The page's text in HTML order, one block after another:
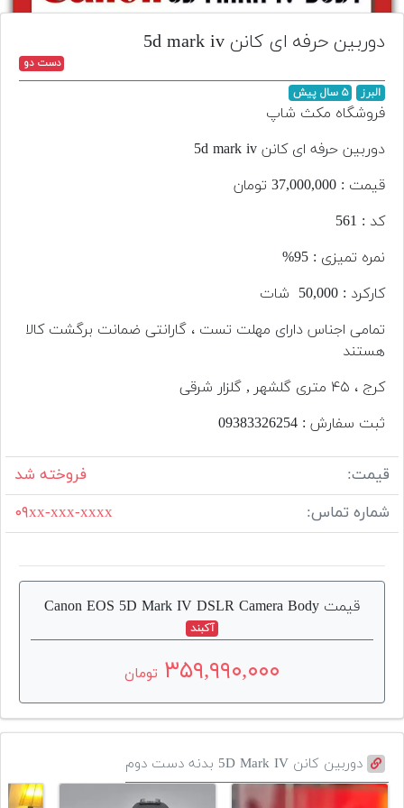
تجهیزات
مکث
افزودن
دست
قیمت
بله
دوربین حرفه ای کانن 5d mark iv
دست دو
البرز ۵ سال پیش
فروشگاه مکث شاپ
دوربین حرفه ای کانن 5d mark iv
قیمت : 37,000,000 تومان
کد : 561
نمره تمیزی : 95%
کارکرد : 50,000 شات
تمامی اجناس دارای مهلت تست ، گارانتی ضمانت برگشت کالا
هستند
کرج ، ۴۵ متری گلشهر , گلزار شرقی
ثبت سفارش : 093‌833‌262‌54
قیمت:
فروخته شد
شماره تماس:
۰۹xx-xxx-xxxx
قیمت Canon EOS 5D Mark IV DSLR Camera Body
آکبند
۳۵۹,۹۹۰,۰۰۰ تومان
دوربین کانن 5D Mark IV بدنه دست دوم